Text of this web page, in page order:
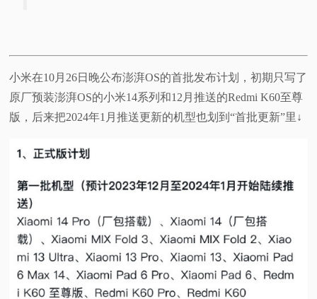
小米在10月26日晚公布澎湃OS的首批发布计划，初期只写了
原厂预装澎湃OS的小米14系列和12月推送的Redmi K60至尊
版，后来把2024年1月推送更新的机型也划到“首批更新”里↓